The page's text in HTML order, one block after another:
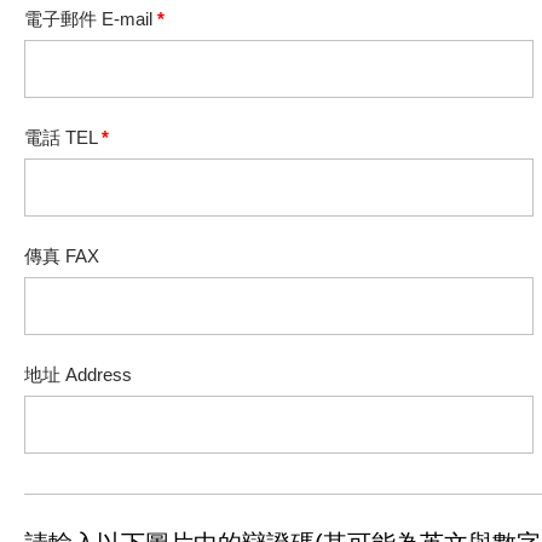
電子郵件 E-mail *
電話 TEL*
傳真 FAX
地址 Address